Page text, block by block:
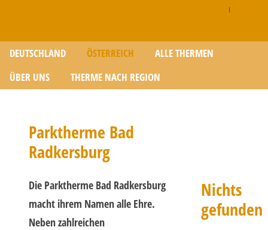
|
Zum Inhalt springen
DEUTSCHLAND ÖSTERREICH
ALLE THERMEN
ÜBER UNS
THERME NACH REGION
Parktherme Bad
Radkersburg
Die Parktherme Bad Radkersburg
macht ihrem Namen alle Ehre.
Neben zahlreichen
Nichts
gefunden